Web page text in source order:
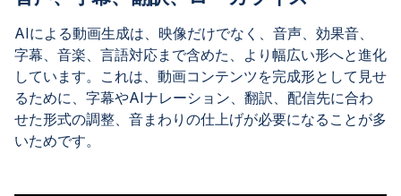
AIによる動画生成は、映像だけでなく、音声、効果音、
字幕、音楽、言語対応まで含めた、より幅広い形へと進化
しています。これは、動画コンテンツを完成形として見せ
るために、字幕やAIナレーション、翻訳、配信先に合わ
せた形式の調整、音まわりの仕上げが必要になることが多
いためです。